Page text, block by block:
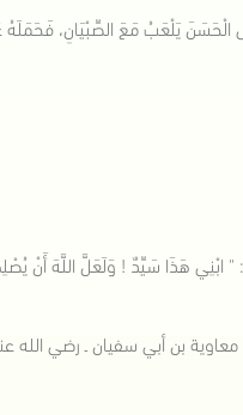
الْحَسَنَ يَلْعَبُ مَعَ الصِّبْيَانِ، فَحَمَلَهُ
ابْنِي هَذَا سَيِّدٌ ! وَلَعَلَّ اللَّهَ أَنْ
الخلافة لسيدنا معاوية بن أبي سفيان ـ